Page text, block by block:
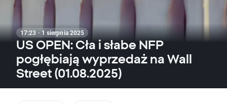
17:23 · 1 sierpnia 2025
US OPEN: Cła i słabe NFP
pogłębiają wyprzedaż na Wall
Street (01.08.2025)